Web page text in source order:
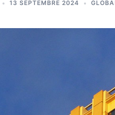
13 SEPTEMBRE 2024